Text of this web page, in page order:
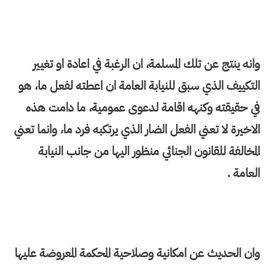
وانه ينتج عن تلك المسلمة، ان الرغبة في اعادة او تغيير
التكييف الذي سبق للنيابة العامة ان اعطته لفعل ما، هو
في حقيقته وكنهه اقامة لدعوى عمومية، ما دامت هذه
الاخيرة لا تعني الفعل الضار الذي يرتكبه فرد ما، وانما تعني
المخالفة للقانون الجنائي منظور اليها من جانب النيابة
العامة .
وان الحديث عن امكانية وصلاحية المحكمة المعروضة عليها